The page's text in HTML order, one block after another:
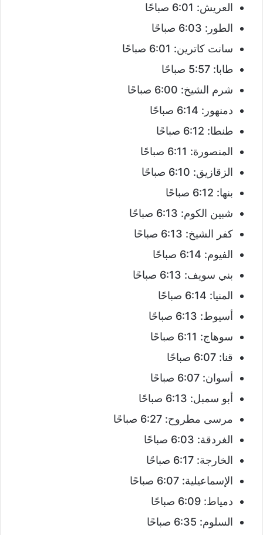
العريش: 6:01 صباحًا
الطور: 6:03 صباحًا
سانت كاترين: 6:01 صباحًا
طابا: 5:57 صباحًا
شرم الشيخ: 6:00 صباحًا
دمنهور: 6:14 صباحًا
طنطا: 6:12 صباحًا
المنصورة: 6:11 صباحًا
الزقازيق: 6:10 صباحًا
بنها: 6:12 صباحًا
شبين الكوم: 6:13 صباحًا
كفر الشيخ: 6:13 صباحًا
الفيوم: 6:14 صباحًا
بني سويف: 6:13 صباحًا
المنيا: 6:14 صباحًا
أسيوط: 6:13 صباحًا
سوهاج: 6:11 صباحًا
قنا: 6:07 صباحًا
أسوان: 6:07 صباحًا
أبو سمبل: 6:13 صباحًا
مرسى مطروح: 6:27 صباحًا
الغردقة: 6:03 صباحًا
الخارجة: 6:17 صباحًا
الإسماعيلية: 6:07 صباحًا
دمياط: 6:09 صباحًا
السلوم: 6:35 صباحًا